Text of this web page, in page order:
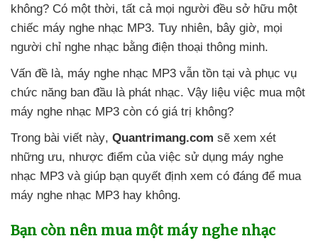
không? Có một thời, tất cả mọi người đều sở hữu một
chiếc máy nghe nhạc MP3. Tuy nhiên, bây giờ, mọi
người chỉ nghe nhạc bằng điện thoại thông minh.
Vấn đề là, máy nghe nhạc MP3 vẫn tồn tại và phục vụ
chức năng ban đầu là phát nhạc. Vậy liệu việc mua một
máy nghe nhạc MP3 còn có giá trị không?
Trong bài viết này, Quantrimang.com sẽ xem xét
những ưu, nhược điểm của việc sử dụng máy nghe
nhạc MP3 và giúp bạn quyết định xem có đáng để mua
máy nghe nhạc MP3 hay không.
Bạn còn nên mua một máy nghe nhạc